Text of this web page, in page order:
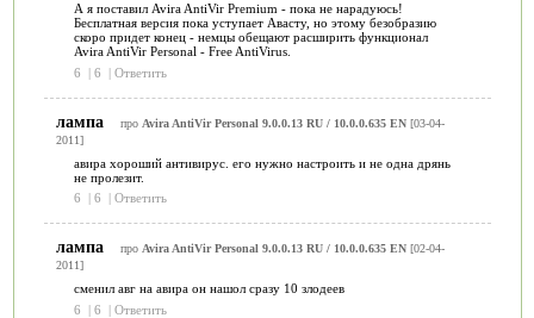
А я поставил Avira AntiVir Premium - пока не нарадуюсь!
Бесплатная версия пока уступает Авасту, но этому безобразию
скоро придет конец - немцы обещают расширить функционал
Avira AntiVir Personal - Free AntiVirus.
6
| 6 | Ответить
лампа про Avira AntiVir Personal 9.0.0.13 RU / 10.0.0.635 EN[03-04-
2011]
авира хороший антивирус. его нужно настроить и не одна дрянь
не пролезит.
6
| 6 | Ответить
лампа про Avira AntiVir Personal 9.0.0.13 RU / 10.0.0.635 EN[02-04-
2011]
сменил авг на авира он нашол сразу 10 злодеев
6
| 6 | Ответить